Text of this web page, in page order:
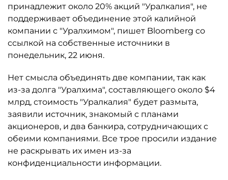
принадлежит около 20% акций "Уралкалия", не
поддерживает объединение этой калийной
компании с "Уралхимом", пишет Bloomberg со
ссылкой на собственные источники в
понедельник, 22 июня.
Нет смысла объединять две компании, так как
из-за долга "Уралхима", составляющего около $4
млрд, стоимость "Уралкалия" будет размыта,
заявили источник, знакомый с планами
акционеров, и два банкира, сотрудничающих с
обеими компаниями. Все трое просили издание
не раскрывать их имен из-за
конфиденциальности информации.